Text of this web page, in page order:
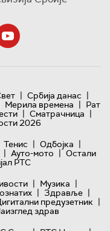
| Србија данас |
Мерила времена | Рат
| Сматрачница |
2026
Тенис | Одбојка |
| Ауто-мото | Остали
РТС
| Музика |
| Здравље |
предузетник |
здрав